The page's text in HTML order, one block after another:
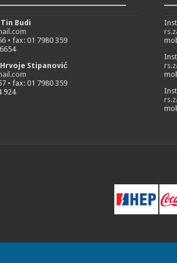
Tin Budi
• fax: 01 7980 359
Hrvoje Stipanović
• fax: 01 7980 359
924